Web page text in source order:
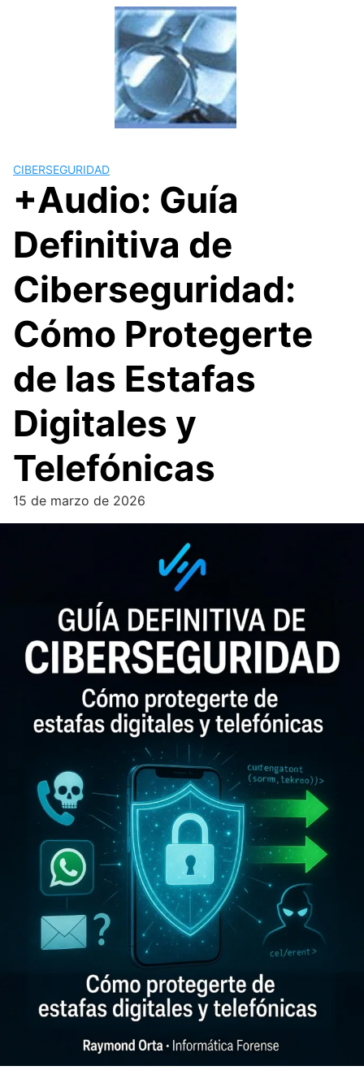
CIBERSEGURIDAD
+Audio: Guía
Definitiva de
Ciberseguridad:
Cómo Protegerte
de las Estafas
Digitales y
Telefónicas
15 de marzo de 2026